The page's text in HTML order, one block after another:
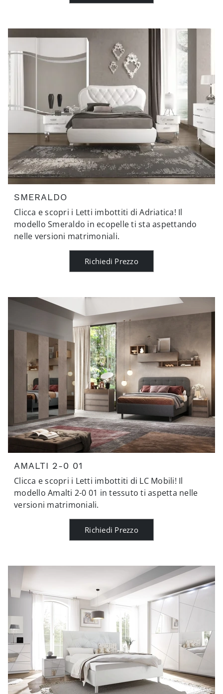
SMERALDO
Clicca e scopri i Letti imbottiti di Adriatica! Il
modello Smeraldo in ecopelle ti sta aspettando
nelle versioni matrimoniali.
Richiedi Prezzo
AMALTI 2-0 01
Clicca e scopri i Letti imbottiti di LC Mobili! Il
modello Amalti 2-0 01 in tessuto ti aspetta nelle
versioni matrimoniali.
Richiedi Prezzo